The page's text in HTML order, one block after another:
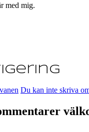
med mig.
Du kan inte skriva